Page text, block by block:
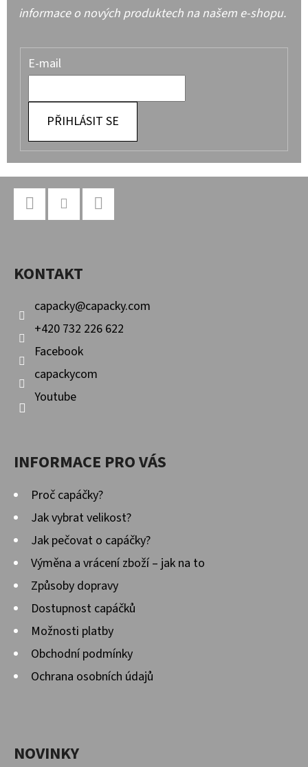
informace o nových produktech na našem e-shopu.
E-mail
PŘIHLÁSIT SE
KONTAKT
capacky@capacky.com
+420 732 226 622
Facebook
capackycom
Youtube
INFORMACE PRO VÁS
Proč capáčky?
Jak vybrat velikost?
Jak pečovat o capáčky?
Výměna a vrácení zboží – jak na to
Způsoby dopravy
Dostupnost capáčků
Možnosti platby
Obchodní podmínky
Ochrana osobních údajů
NOVINKY